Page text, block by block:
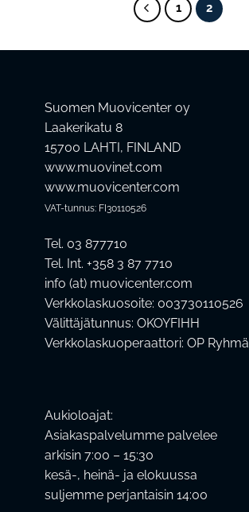
1 2
Suomen Muovicenter oy
Laakerikatu 8
15700 LAHTI, FINLAND
www.muovinet.com
www.muovicenter.com
VAT-tunnus: FI30110526
Tel. 03 877710
Tel. Int. +358 3 87 7710
info (at) muovicenter.com
Verkkolaskuosoite: 003730110526
Välittäjätunnus: OKOYFIHH
Verkkolaskuoperaattori: OP Ryhmä
Aukioloajat:
Asiakaspalvelumme palvelee
arkisin 7:00 – 15:30
kesä-, heinä- ja elokuussa
suljemme perjantaisin 14:00